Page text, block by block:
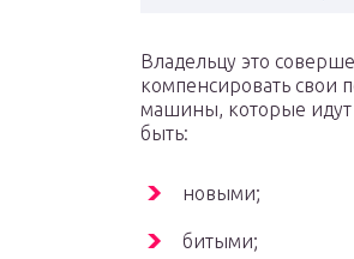
Владельцу это
компенсировать свои
машины, которые идут
быть:
новыми;
битыми;